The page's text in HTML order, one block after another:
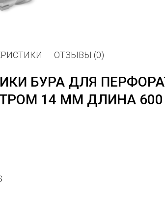
ОТЗЫВЫ (0)
БУРА ДЛЯ
14 ММ ДЛИНА